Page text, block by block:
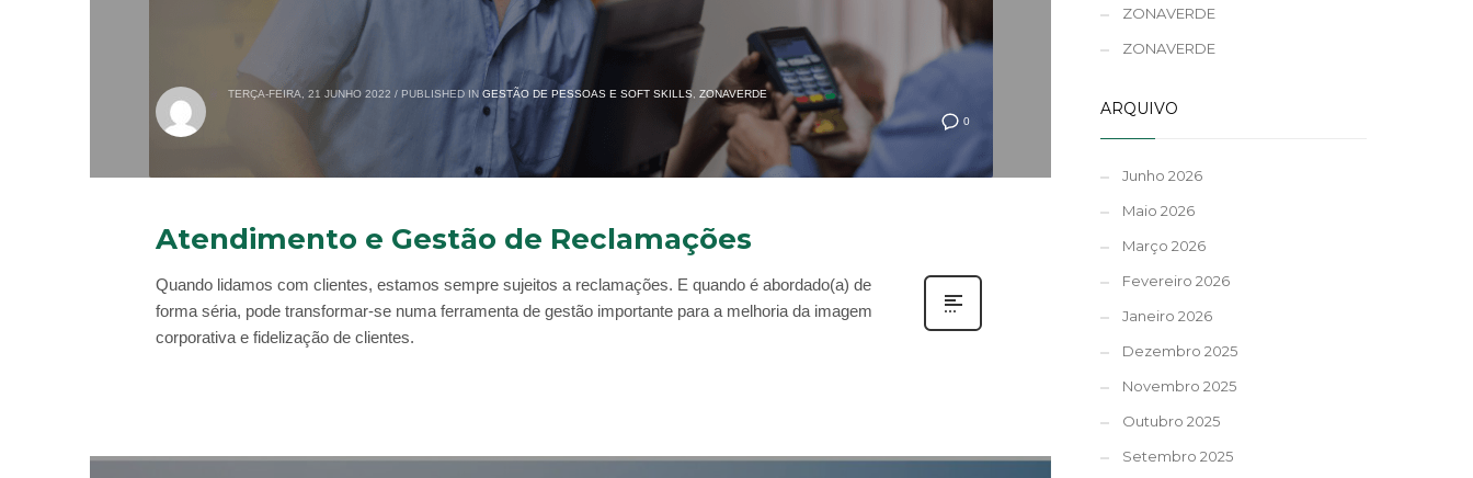
0
TERÇA-FEIRA, 21 JUNHO 2022 / PUBLISHED IN GESTÃO DE PESSOAS E SOFT SKILLS ,ZONAVERDE
Atendimento e Gestão de Reclamações
Quando lidamos com clientes, estamos sempre sujeitos a reclamações. E quando é abordado(a) de
forma séria, pode transformar-se numa ferramenta de gestão importante para a melhoria da imagem
corporativa e fidelização de clientes.
ZONAVERDE
ZONAVERDE
ARQUIVO
Junho 2026
Maio 2026
Março 2026
Fevereiro 2026
Janeiro 2026
Dezembro 2025
Novembro 2025
Outubro 2025
Setembro 2025